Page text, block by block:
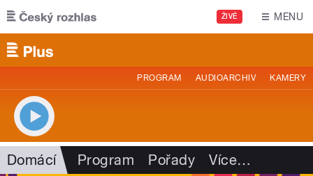
Přejít k hlavnímu obsahu
ŽIVĚ MENU
PROGRAM AUDIOARCHIV KAMERY
Domácí Program Pořady Více…